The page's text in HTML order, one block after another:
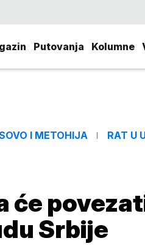
Putovanja Kolumne
I METOHIJA RAT U
će
Srbije